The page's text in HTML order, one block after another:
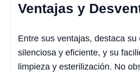
Ventajas y
Entre sus ventajas, destaca su
silenciosa y eficiente, y su
limpieza y esterilización. No